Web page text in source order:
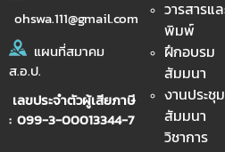
ohswa.111@gmail.com
แผนที่สมาคม
ส.อ.ป.
เลขประจำตัวผู้เสียภาษี
: 099-3-00013344-7
วารสารแ
พิมพ์
ฝึกอบรม
สัมมนา
งานประชุ
สัมมนา
วิชาการ